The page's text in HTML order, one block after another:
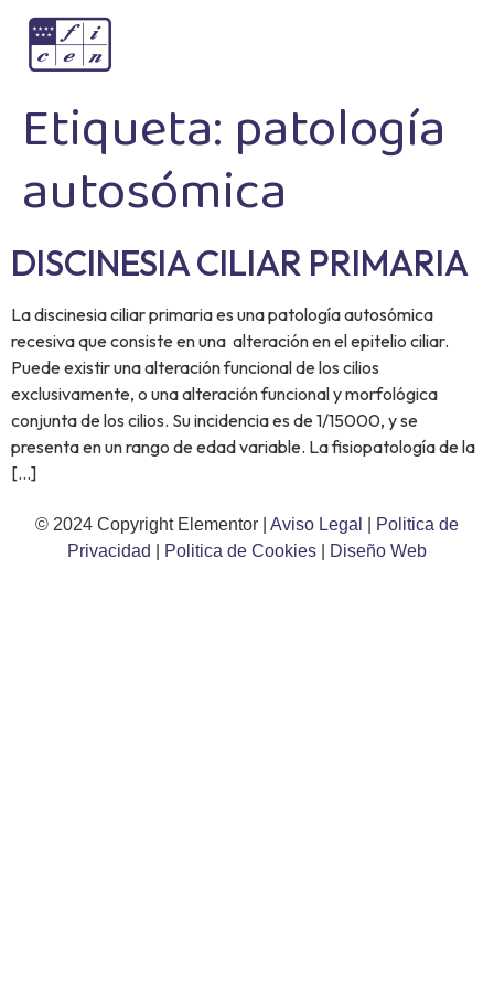
Etiqueta: patología
autosómica
DISCINESIA CILIAR PRIMARIA
La discinesia ciliar primaria es una patología autosómica
recesiva que consiste en una alteración en el epitelio ciliar.
Puede existir una alteración funcional de los cilios
exclusivamente, o una alteración funcional y morfológica
conjunta de los cilios. Su incidencia es de 1/15000, y se
presenta en un rango de edad variable. La fisiopatología de la
[…]
© 2024 Copyright Elementor | Aviso Legal
Politica de
Privacidad
Politica de Cookies Diseño Web